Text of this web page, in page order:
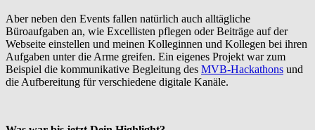
Aber neben den Events fallen natürlich auch alltägliche
Büroaufgaben an, wie Excellisten pflegen oder Beiträge auf der
Webseite einstellen und meinen Kolleginnen und Kollegen bei ihren
Aufgaben unter die Arme greifen. Ein eigenes Projekt war zum
Beispiel die kommunikative Begleitung des MVB-Hackathons und
die Aufbereitung für verschiedene digitale Kanäle.